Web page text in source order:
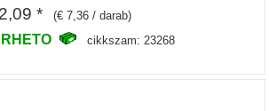
* (€ 7,36 / darab)
cikkszam: 23268